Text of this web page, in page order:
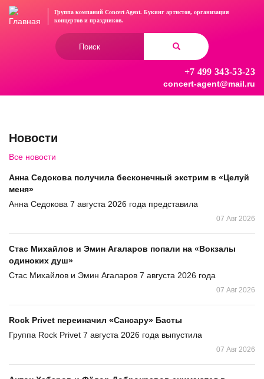
Перейти
Группа компаний Concert Agent. Букинг артистов, организация
концертови праздников.
+7 499 343-53-23
concert-agent@mail.ru
Новости
Все новости
Анна Седокова получила бесконечный экстрим в «Целуй
меня»
Анна Седокова 7 августа 2026 года представила
07 Авг 2026
Стас Михайлов и Эмин Агаларов попали на «Вокзалы
одиноких душ»
Стас Михайлов и Эмин Агаларов 7 августа 2026 года
07 Авг 2026
Rock Privet переиначил «Сансару» Басты
Группа Rock Privet 7 августа 2026 года выпустила
07 Авг 2026